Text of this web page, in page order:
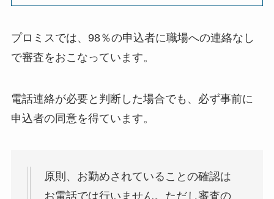
プロミスでは、98％の申込者に職場への連絡なし
で審査をおこなっています。
電話連絡が必要と判断した場合でも、必ず事前に
申込者の同意を得ています。
原則、お勤めされていることの確認は
お電話では行いません。ただし審査の